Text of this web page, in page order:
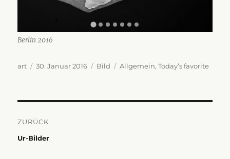
Berlin 2016
Autor
art
Veröffentlicht
30. Januar 2016 Format
Bild Kategorien
Allgemein,Today’s favorite
ZURÜCK
Vorheriger
Ur-Bilder